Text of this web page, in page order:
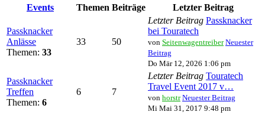
Events Themen Beiträge Letzter Beitrag
Passknacker
Anlässe
Themen: 33
33 50
Letzter Beitrag Passknacker
bei Touratech
von Seitenwagentreiber Neuester
Beitrag
Do Mär 12, 2026 1:06 pm
Passknacker
Treffen
Themen: 6
6 7
Letzter Beitrag Touratech
Travel Event 2017 v…
von horstr Neuester Beitrag
Mi Mai 31, 2017 9:48 pm